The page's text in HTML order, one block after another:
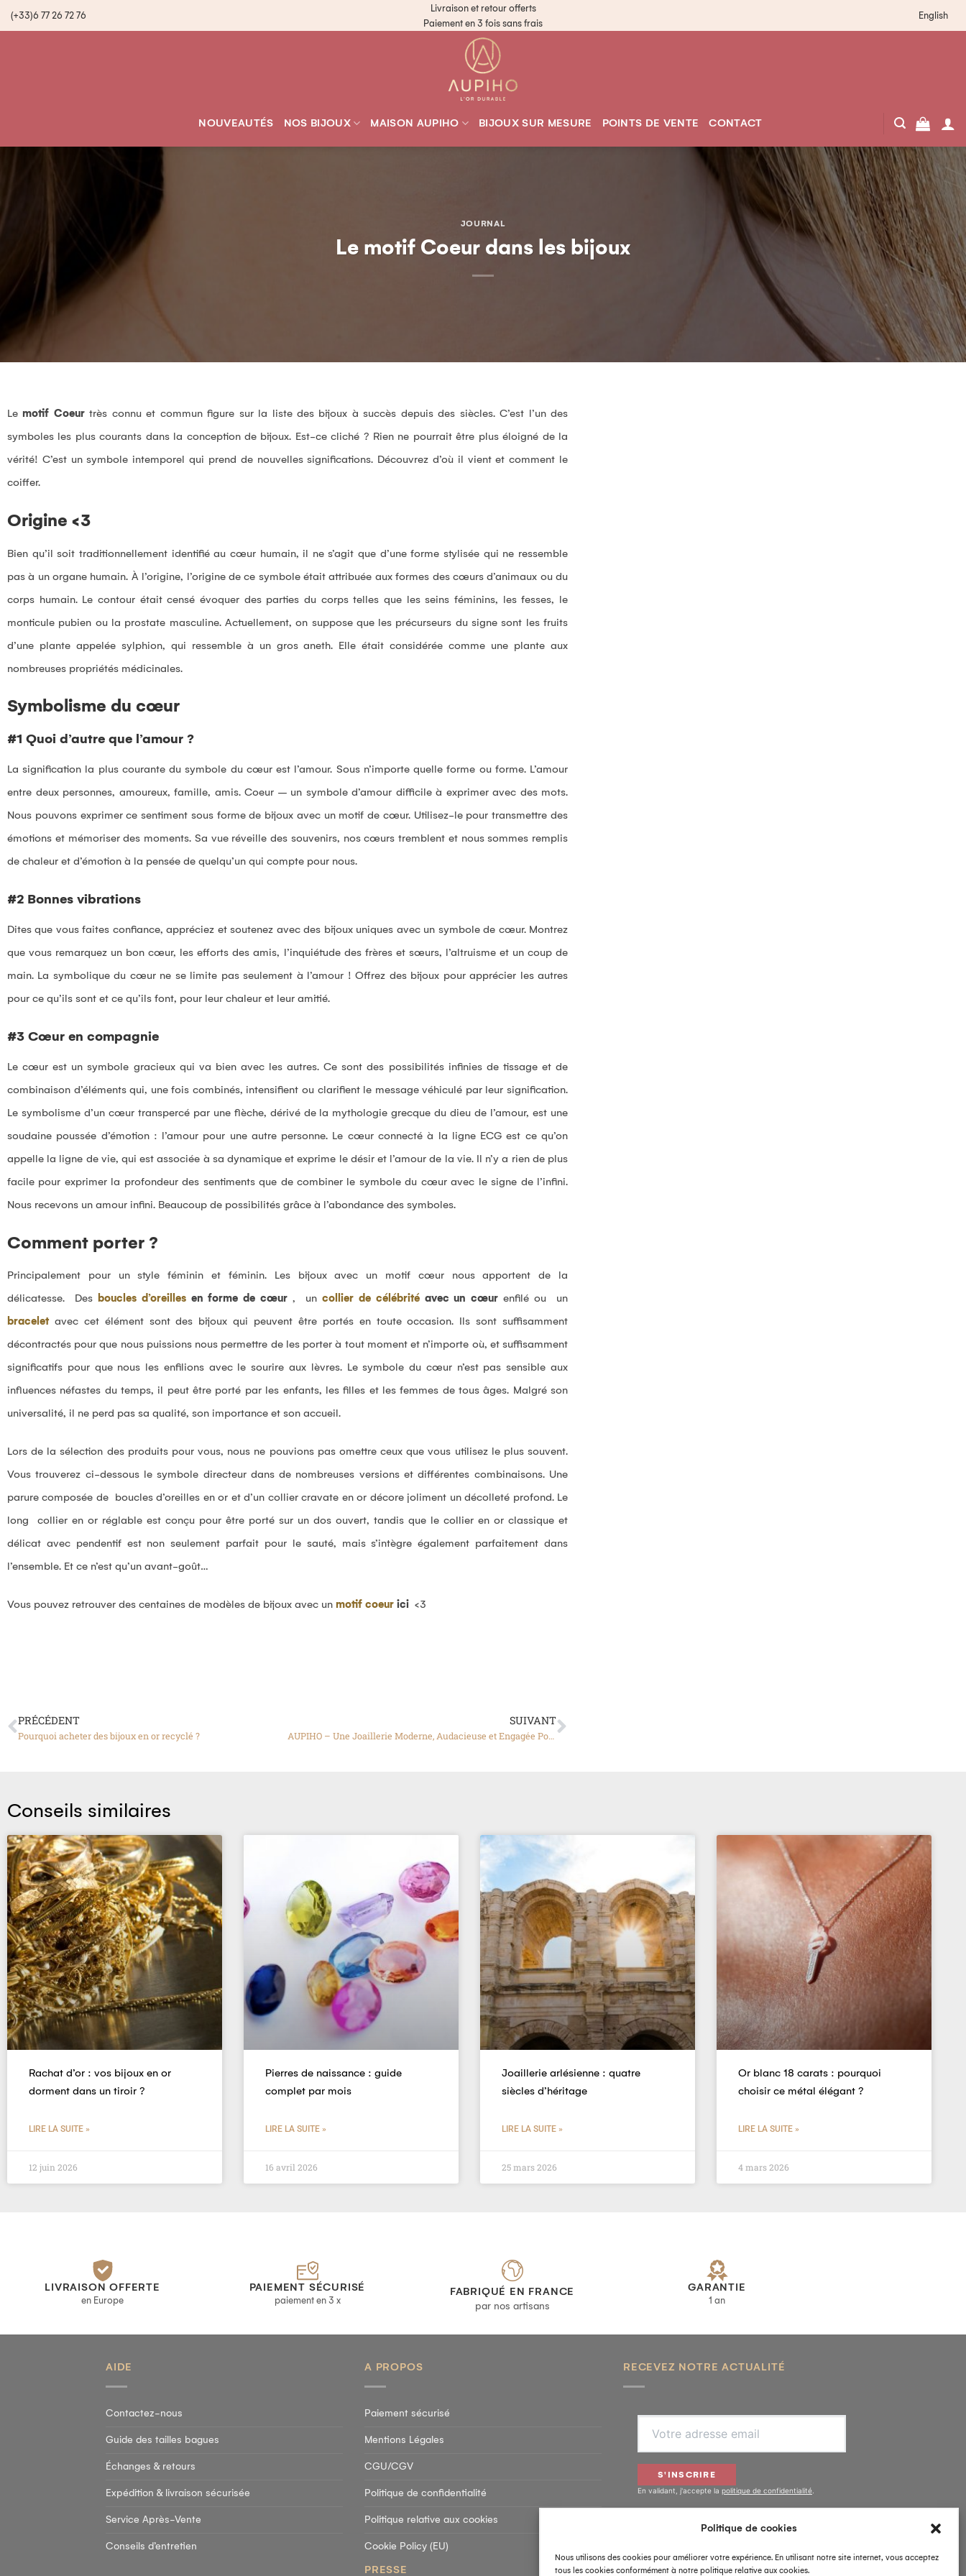
Politique de cookies
Nous utilisons des cookies pour améliorer votre expérience. En utilisant notre site internet, vous acceptez
tous les cookies conformément à notre politique relative aux cookies.
(+33)6 77 26 72 76
Livraison et retour offerts
Paiement en 3 fois sans frais
English
NOUVEAUTÉS NOS BIJOUX MAISON AUPIHO BIJOUX SUR MESURE POINTS DE VENTE CONTACT
JOURNAL
Le motif Coeur dans les bijoux
Lemotif Coeurtrès connu et commun figure sur la liste des bijoux à succès depuis des siècles. C’est l’un des
symboles les plus courants dans la conception de bijoux. Est-ce cliché ? Rien ne pourrait être plus éloigné de la
vérité! C’est un symbole intemporel qui prend de nouvelles significations. Découvrez d’où il vient et comment le
coiffer.
Origine <3
Bien qu’il soit traditionnellement identifié au cœur humain, il ne s’agit que d’une forme stylisée qui ne ressemble
pas à un organe humain. À l’origine, l’origine de ce symbole était attribuée aux formes des cœurs d’animaux ou du
corps humain. Le contour était censé évoquer des parties du corps telles que les seins féminins, les fesses, le
monticule pubien ou la prostate masculine. Actuellement, on suppose que les précurseurs du signe sont les fruits
d’une plante appelée sylphion, qui ressemble à un gros aneth. Elle était considérée comme une plante aux
nombreuses propriétés médicinales.
Symbolisme du cœur
#1 Quoi d’autre que l’amour ?
La signification la plus courante du symbole du cœur est l’amour. Sous n’importe quelle forme ou forme. L’amour
entre deux personnes, amoureux, famille, amis. Coeur – un symbole d’amour difficile à exprimer avec des mots.
Nous pouvons exprimer ce sentiment sous forme de bijoux avec un motif de cœur. Utilisez-le pour transmettre des
émotions et mémoriser des moments. Sa vue réveille des souvenirs, nos cœurs tremblent et nous sommes remplis
de chaleur et d’émotion à la pensée de quelqu’un qui compte pour nous.
#2 Bonnes vibrations
Dites que vous faites confiance, appréciez et soutenez avec des bijoux uniques avec un symbole de cœur. Montrez
que vous remarquez un bon cœur, les efforts des amis, l’inquiétude des frères et sœurs, l’altruisme et un coup de
main. La symbolique du cœur ne se limite pas seulement à l’amour ! Offrez des bijoux pour apprécier les autres
pour ce qu’ils sont et ce qu’ils font, pour leur chaleur et leur amitié.
#3 Cœur en compagnie
Le cœur est un symbole gracieux qui va bien avec les autres. Ce sont des possibilités infinies de tissage et de
combinaison d’éléments qui, une fois combinés, intensifient ou clarifient le message véhiculé par leur signification.
Le symbolisme d’un cœur transpercé par une flèche, dérivé de la mythologie grecque du dieu de l’amour, est une
soudaine poussée d’émotion : l’amour pour une autre personne. Le cœur connecté à la ligne ECG est ce qu’on
appelle la ligne de vie, qui est associée à sa dynamique et exprime le désir et l’amour de la vie. Il n’y a rien de plus
facile pour exprimer la profondeur des sentiments que de combiner le symbole du cœur avec le signe de l’infini.
Nous recevons un amour infini. Beaucoup de possibilités grâce à l’abondance des symboles.
Comment porter ?
Principalement pour un style féminin et féminin. Les bijoux avec un motif cœur nous apportent de la
délicatesse. Des boucles d’oreillesen forme de cœur , un collier de célébritéavec un cœur enfilé ou un
braceletavec cet élément sont des bijoux qui peuvent être portés en toute occasion. Ils sont suffisamment
décontractés pour que nous puissions nous permettre de les porter à tout moment et n’importe où, et suffisamment
significatifs pour que nous les enfilions avec le sourire aux lèvres. Le symbole du cœur n’est pas sensible aux
influences néfastes du temps, il peut être porté par les enfants, les filles et les femmes de tous âges. Malgré son
universalité, il ne perd pas sa qualité, son importance et son accueil.
Lors de la sélection des produits pour vous, nous ne pouvions pas omettre ceux que vous utilisez le plus souvent.
Vous trouverez ci-dessous le symbole directeur dans de nombreuses versions et différentes combinaisons. Une
parure composée de boucles d’oreilles en or et d’un collier cravate en or décore joliment un décolleté profond. Le
long collier en or réglable est conçu pour être porté sur un dos ouvert, tandis que le collier en or classique et
délicat avec pendentif est non seulement parfait pour le sauté, mais s’intègre également parfaitement dans
l’ensemble. Et ce n’est qu’un avant-goût…
Vous pouvez retrouver des centaines de modèles de bijoux avec un motif coeur ici <3
PRÉCÉDENT
Pourquoi acheter des bijoux en or recyclé ?
SUIVANT
AUPIHO – Une Joaillerie Moderne, Audacieuse et Engagée Pour des Bijoux Intemporels
Conseils similaires
Rachat d’or : vos bijoux en or
dorment dans un tiroir ?
LIRE LA SUITE »
12 juin 2026
Pierres de naissance : guide
complet par mois
LIRE LA SUITE »
16 avril 2026
Joaillerie arlésienne : quatre
siècles d’héritage
LIRE LA SUITE »
25 mars 2026
Or blanc 18 carats : pourquoi
choisir ce métal élégant ?
LIRE LA SUITE »
4 mars 2026
LIVRAISON OFFERTE
en Europe
PAIEMENT SÉCURISÉ
paiement en 3 x
FABRIQUÉ EN FRANCE
par nos artisans
GARANTIE
1 an
AIDE
Contactez-nous
Guide des tailles bagues
Échanges & retours
Expédition & livraison sécurisée
Service Après-Vente
Conseils d’entretien
A PROPOS
Paiement sécurisé
Mentions Légales
CGU/CGV
Politique de confidentialité
Politique relative aux cookies
Cookie Policy (EU)
PRESSE
RECEVEZ NOTRE ACTUALITÉ
S'INSCRIRE
En validant, j'accepte la politique de confidentialité
Inscrivez-vous à notre newsletter et
première commande !
En validant, j'accepte la